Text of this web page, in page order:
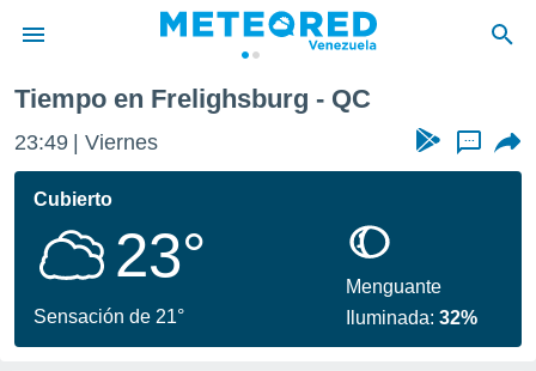
de
ha
que se
calidad.
a este
las
Tiempo en Frelighsburg - QC
23:49 Viernes ...
Cubierto
23°
Sensación de 21°
Menguante
Iluminada:32%